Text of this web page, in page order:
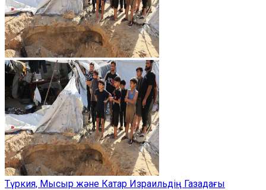
Түркия, Мысыр және Катар Израильдің Газадағы